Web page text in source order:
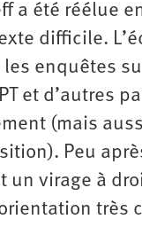
a été réélue
difficile.
enquêtes
et d’autres
(mais
Peu
un virage à
très